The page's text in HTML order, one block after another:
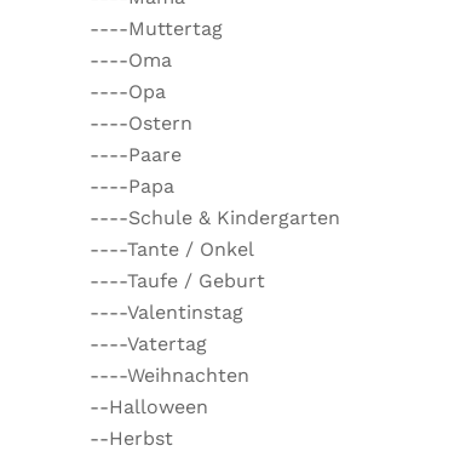
----Muttertag
----Oma
----Opa
----Ostern
----Paare
----Papa
----Schule & Kindergarten
----Tante / Onkel
----Taufe / Geburt
----Valentinstag
----Vatertag
----Weihnachten
--Halloween
--Herbst